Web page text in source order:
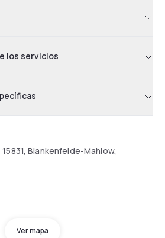
los servicios
Blankenfelde-Mahlow,
Ver mapa